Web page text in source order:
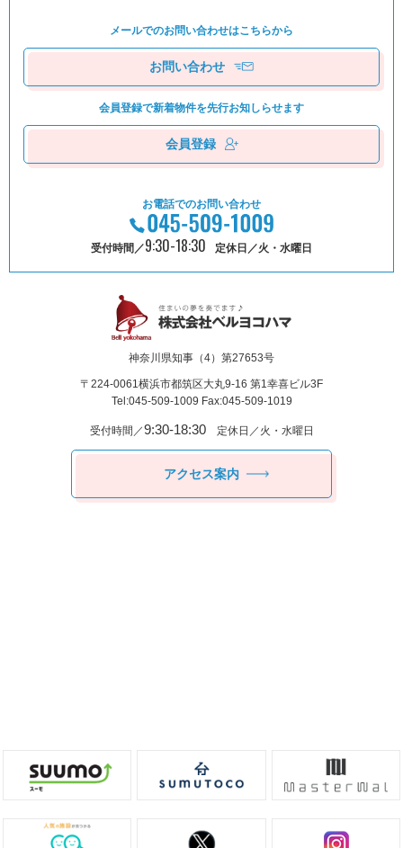
メールでのお問い合わせはこちらから
お問い合わせ
会員登録で新着物件を先⾏お知しらせます
会員登録
お電話でのお問い合わせ
受付時間／9:30-18:30 定休日／火・水曜日
神奈川県知事（4）第27653号
〒224-0061横浜市都筑区⼤丸9-16 第1幸喜ビル3F
Tel:045-509-1009 Fax:045-509-1019
受付時間／9:30-18:30定休日／火・水曜日
アクセス案内